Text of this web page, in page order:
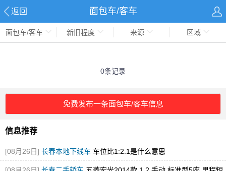
返回 面包车/客车
面包车/客车 新旧程度 来源 区域
0条记录
免费发布一条面包车/客车信息
信息推荐
[08月26日] 长春本地下线车 车位比1:2.1是什么意思